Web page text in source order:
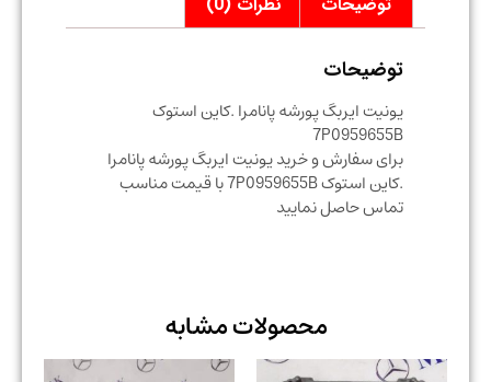
توضیحات
یونیت ایربگ پورشه پانامرا .کاین استوک
7P0959655B
برای سفارش و خرید یونیت ایربگ پورشه پانامرا
.کاین استوک 7P0959655B با قیمت مناسب
تماس حاصل نمایید
محصولات مشابه